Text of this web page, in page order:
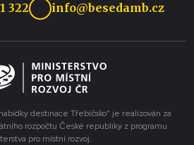
322 info@besedamb.cz
destinace Třebíčsko“ je realizován za
rozpočtu České republiky z programu
pro místní rozvoj.